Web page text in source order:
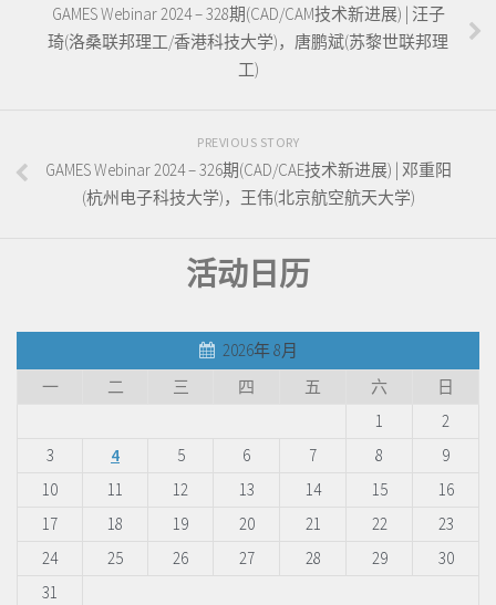
GAMES Webinar 2024 – 328期(CAD/CAM技术新进展) | 汪子
琦(洛桑联邦理工/香港科技大学)，唐鹏斌(苏黎世联邦理
工)
PREVIOUS STORY
GAMES Webinar 2024 – 326期(CAD/CAE技术新进展) | 邓重阳
(杭州电子科技大学)，王伟(北京航空航天大学)
活动日历
2026年 8月
一
二 三 四 五 六
日
1
2
3
4 5 6 7 8
9
10
11 12 13 14 15
16
17
18 19 20 21 22
23
24
25 26 27 28 29
30
31